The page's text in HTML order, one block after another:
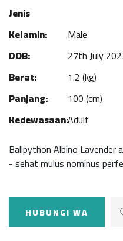
Jenis
Kelamin:
Male
DOB:
27th July
Berat:
1.2 (kg)
Panjang:
100 (cm)
Kedewasaan:Adult
Ballpython Albino
- sehat mulus nominus
HUBUNGI WA